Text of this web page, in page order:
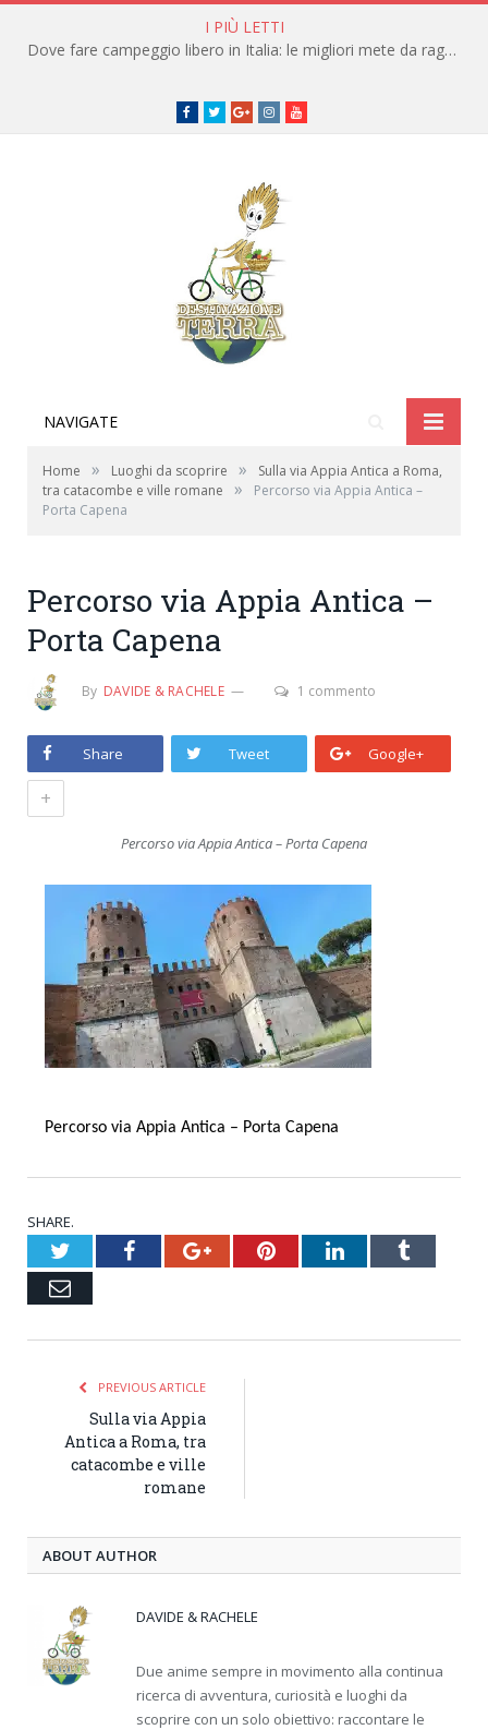
I PIÙ LETTI
Dove fare campeggio libero in Italia: le migliori mete da raggiungere in traghetto
Facebook
TwitterGoogle+instagramyoutube
NAVIGATE
Home » Luoghi da scoprire »
Sulla via Appia Antica a Roma,
tra catacombe e ville romane
»
Percorso via Appia Antica –
Porta Capena
Percorso via Appia Antica –
Porta Capena
By DAVIDE & RACHELE 1 commento
Share Tweet Google+
+
Percorso via Appia Antica – Porta Capena
Percorso via Appia Antica – Porta Capena
SHARE.
TwitterFacebookGoogle+PinterestLinkedInTumblr
Email
PREVIOUS ARTICLE
Sulla via Appia
Antica a Roma, tra
catacombe e ville
romane
ABOUT AUTHOR
DAVIDE & RACHELE
Due anime sempre in movimento alla continua
ricerca di avventura, curiosità e luoghi da
scoprire con un solo obiettivo: raccontare le